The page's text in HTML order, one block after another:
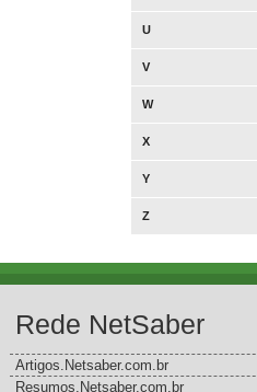
U
V
W
X
Y
Z
Rede NetSaber
Artigos.Netsaber.com.br
Resumos.Netsaber.com.br